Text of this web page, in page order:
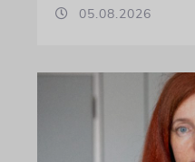
05.08.2026